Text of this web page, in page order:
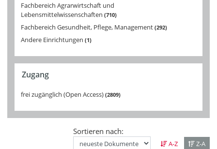
Fachbereich Agrarwirtschaft und
Lebensmittelwissenschaften 710
Fachbereich Gesundheit, Pflege, Management 292
Andere Einrichtungen 1
Zugang
frei zugänglich (Open Access) 2809
Sortieren nach:
A-Z Z-A